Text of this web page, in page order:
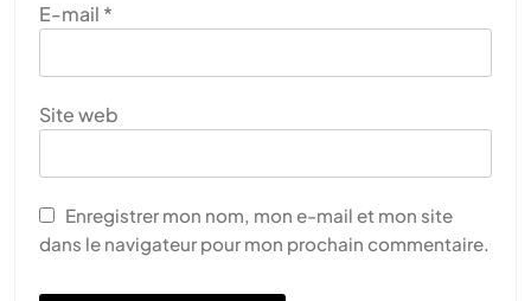
E-mail *
Site web
Enregistrer mon nom, mon e-mail et mon site
dans le navigateur pour mon prochain commentaire.